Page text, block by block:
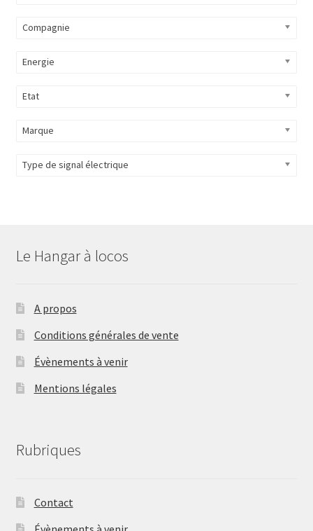
Compagnie
Energie
Etat
Marque
Type de signal électrique
Le Hangar à locos
A propos
Conditions générales de vente
Évènements à venir
Mentions légales
Rubriques
Contact